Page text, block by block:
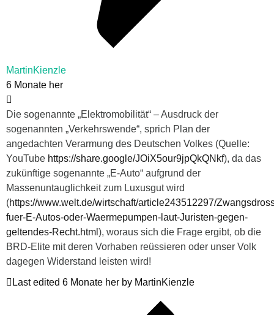
MartinKienzle
6 Monate her
Die sogenannte „Elektromobilität“ – Ausdruck der
sogenannten „Verkehrswende“, sprich Plan der
angedachten Verarmung des Deutschen Volkes (Quelle:
YouTube https://share.google/JOiX5our9jpQkQNkf), da das
zukünftige sogenannte „E-Auto“ aufgrund der
Massenuntauglichkeit zum Luxusgut wird
(https://www.welt.de/wirtschaft/article243512297/
fuer-E-Autos-oder-Waermepumpen-laut-Juristen-gegen-
geltendes-Recht.html ), woraus sich die Frage ergibt, ob die
BRD-Elite mit deren Vorhaben reüssieren oder unser Volk
dagegen Widerstand leisten wird!
Last edited 6 Monate her by MartinKienzle